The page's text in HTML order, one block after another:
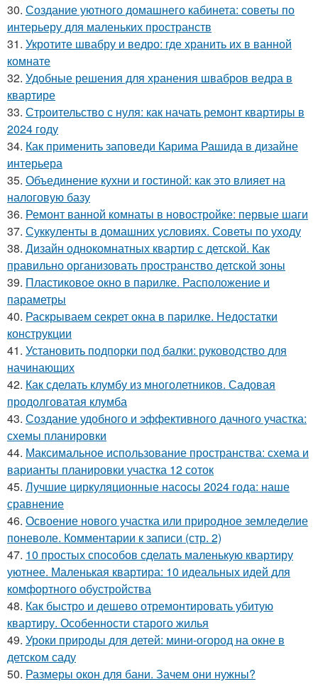
30. Создание уютного домашнего кабинета: советы по
интерьеру для маленьких пространств
31. Укротите швабру и ведро: где хранить их в ванной
комнате
32. Удобные решения для хранения швабров ведра в
квартире
33. Строительство с нуля: как начать ремонт квартиры в
2024 году
34. Как применить заповеди Карима Рашида в дизайне
интерьера
35. Объединение кухни и гостиной: как это влияет на
налоговую базу
36. Ремонт ванной комнаты в новостройке: первые шаги
37. Суккуленты в домашних условиях. Советы по уходу
38. Дизайн однокомнатных квартир с детской. Как
правильно организовать пространство детской зоны
39. Пластиковое окно в парилке. Расположение и
параметры
40. Раскрываем секрет окна в парилке. Недостатки
конструкции
41. Установить подпорки под балки: руководство для
начинающих
42. Как сделать клумбу из многолетников. Садовая
продолговатая клумба
43. Создание удобного и эффективного дачного участка:
схемы планировки
44. Максимальное использование пространства: схема и
варианты планировки участка 12 соток
45. Лучшие циркуляционные насосы 2024 года: наше
сравнение
46. Освоение нового участка или природное земледелие
поневоле. Комментарии к записи (стр. 2)
47. 10 простых способов сделать маленькую квартиру
уютнее. Маленькая квартира: 10 идеальных идей для
комфортного обустройства
48. Как быстро и дешево отремонтировать убитую
квартиру. Особенности старого жилья
49. Уроки природы для детей: мини-огород на окне в
детском саду
50. Размеры окон для бани. Зачем они нужны?